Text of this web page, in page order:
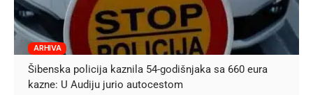
ARHIVA
Šibenska policija kaznila 54-godišnjaka sa 660 eura
kazne: U Audiju jurio autocestom